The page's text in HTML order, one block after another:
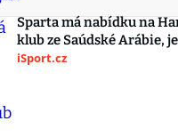
Sparta má nabídku na
klub ze Saúdské Arábie,
iSport.cz